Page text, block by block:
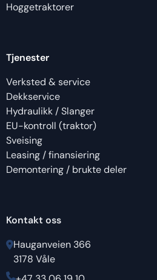
Hoggetraktorer
Tjenester
Verksted & service
Dekkservice
Hydraulikk / Slanger
EU-kontroll (traktor)
Sveising
Leasing / finansiering
Demontering / brukte deler
Kontakt oss
Hauganveien 366
3178 Våle